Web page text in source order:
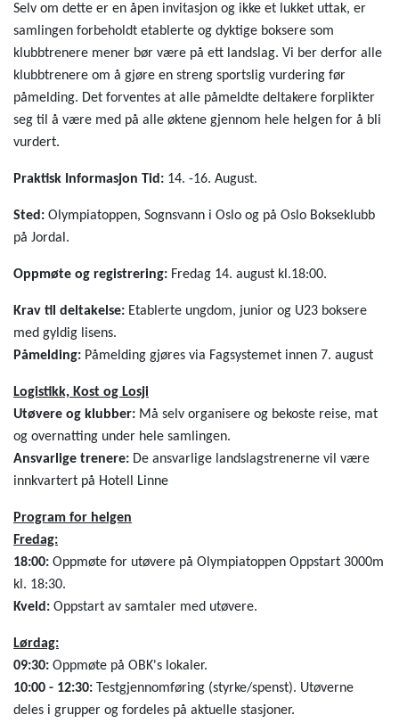
Selv om dette er en åpen invitasjon og ikke et lukket uttak, er
samlingen forbeholdt etablerte og dyktige boksere som
klubbtrenere mener bør være på ett landslag. Vi ber derfor alle
klubbtrenere om å gjøre en streng sportslig vurdering før
påmelding. Det forventes at alle påmeldte deltakere forplikter
seg til å være med på alle øktene gjennom hele helgen for å bli
vurdert.
Praktisk Informasjon Tid: 14. -16. August.
Sted: Olympiatoppen, Sognsvann i Oslo og på Oslo Bokseklubb
på Jordal.
Oppmøte og registrering: Fredag 14. august kl.18:00.
Krav til deltakelse: Etablerte ungdom, junior og U23 boksere
med gyldig lisens.
Påmelding: Påmelding gjøres via Fagsystemet innen 7. august
Logistikk, Kost og Losji
Utøvere og klubber: Må selv organisere og bekoste reise, mat
og overnatting under hele samlingen.
Ansvarlige trenere: De ansvarlige landslagstrenerne vil være
innkvartert på Hotell Linne
Program for helgen
Fredag:
18:00: Oppmøte for utøvere på Olympiatoppen Oppstart 3000m
kl. 18:30.
Kveld: Oppstart av samtaler med utøvere.
Lørdag:
09:30: Oppmøte på OBK's lokaler.
10:00 - 12:30: Testgjennomføring (styrke/spenst). Utøverne
deles i grupper og fordeles på aktuelle stasjoner.